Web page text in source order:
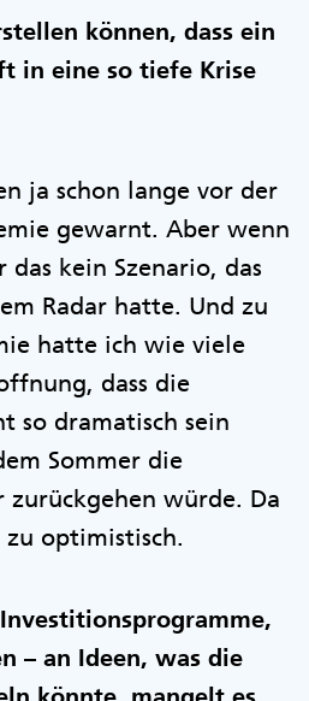
können, dass ein
in eine so tiefe Krise
ja schon lange vor der
gewarnt. Aber wenn
kein Szenario, das
Radar hatte. Und zu
hatte ich wie viele
dass die
so dramatisch sein
Sommer die
zurückgehen würde. Da
optimistisch.
– an Ideen, was die